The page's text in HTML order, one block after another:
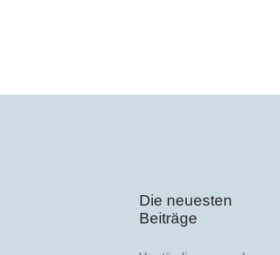
Die neuesten
Beiträge